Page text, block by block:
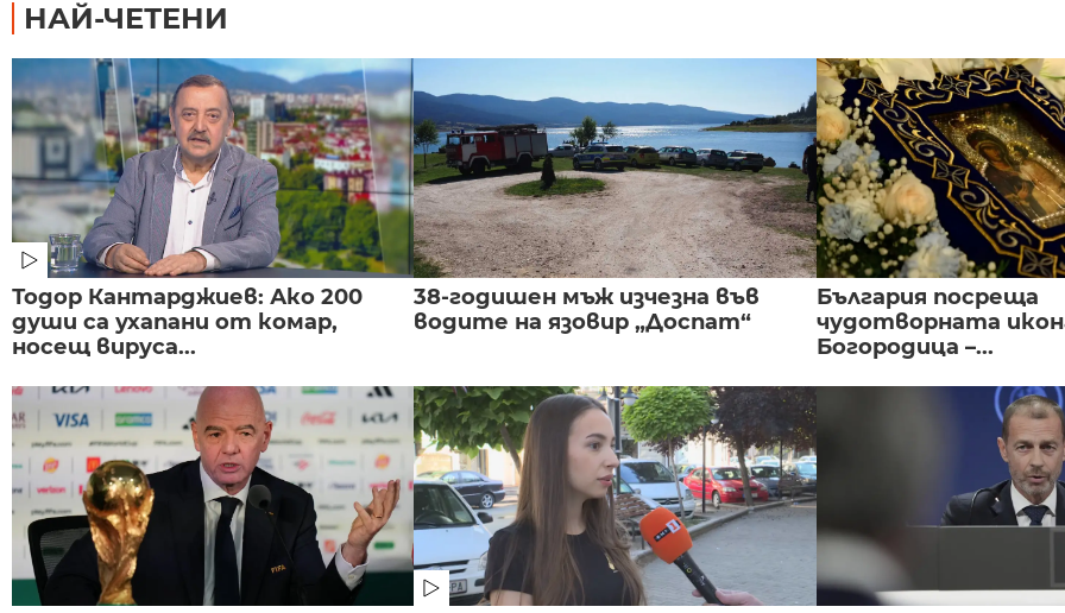
НАЙ-ЧЕТЕНИ
Тодор Кантарджиев: Ако 200
души са ухапани от комар,
носещ вируса...
38-годишен мъж изчезна във
водите на язовир „Доспат“
България посреща
чудотворната
Богородица –...